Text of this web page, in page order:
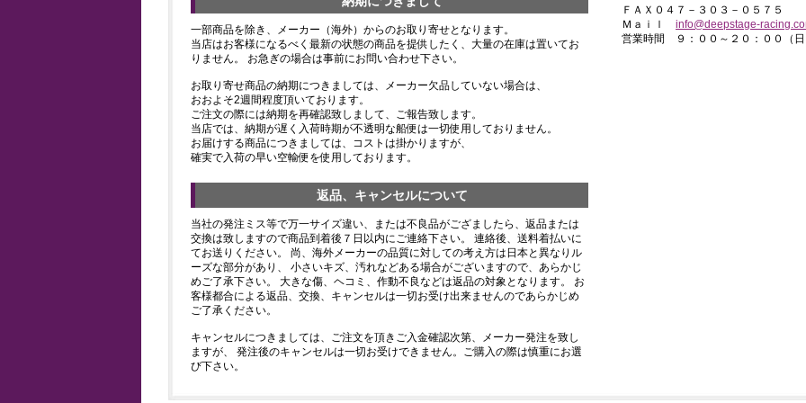
一部商品を除き、メーカー（海外）からのお取り寄せとなります。
当店はお客様になるべく最新の状態の商品を提供したく、大量の在庫は置いてお
りません。 お急ぎの場合は事前にお問い合わせ下さい。
お取り寄せ商品の納期につきましては、メーカー欠品していない場合は、
おおよそ2週間程度頂いております。
ご注文の際には納期を再確認致しまして、ご報告致します。
当店では、納期が遅く入荷時期が不透明な船便は一切使用しておりません。
お届けする商品につきましては、コストは掛かりますが、
確実で入荷の早い空輸便を使用しております。
返品、キャンセルについて
当社の発注ミス等で万一サイズ違い、または不良品がござましたら、返品または
交換は致しますので商品到着後７日以内にご連絡下さい。 連絡後、送料着払いに
てお送りください。 尚、海外メーカーの品質に対しての考え方は日本と異なりル
ーズな部分があり、 小さいキズ、汚れなどある場合がございますので、あらかじ
めご了承下さい。 大きな傷、ヘコミ、作動不良などは返品の対象となります。 お
客様都合による返品、交換、キャンセルは一切お受け出来ませんのであらかじめ
ご了承ください。
キャンセルにつきましては、ご注文を頂きご入金確認次第、メーカー発注を致し
ますが、 発注後のキャンセルは一切お受けできません。ご購入の際は慎重にお選
び下さい。
ＦＡＸ０４７－３０３－０５７５
Ｍａｉｌ info@deepstage-
営業時間 ９：００～２０：００（日